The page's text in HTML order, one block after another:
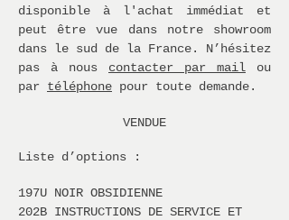
disponible à l'achat immédiat et
peut être vue dans notre showroom
dans le sud de la France. N’hésitez
pas à nous
contacter par mail ou
par téléphone pour toute demande.
VENDUE
Liste d’options :
197U NOIR OBSIDIENNE
202B INSTRUCTIONS DE SERVICE ET